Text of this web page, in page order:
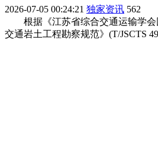
2026-07-05 00:24:21 独家资讯 562
根据《江苏省综合交通运输学会团
交通岩土工程勘察规范》(T/JSCTS